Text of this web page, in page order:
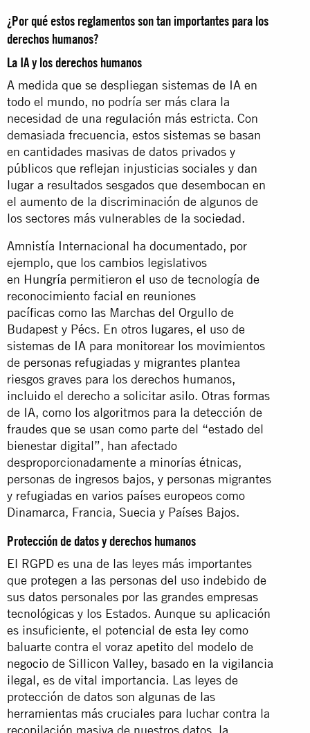
¿Por qué estos reglamentos son tan importantes para los
derechos humanos?
La IA y los derechos humanos
A medida que se despliegan sistemas de IA en
todo el mundo, no podría ser más clara la
necesidad de una regulación más estricta. Con
demasiada frecuencia, estos sistemas se basan
en cantidades masivas de datos privados y
públicos que reflejan injusticias sociales y dan
lugar a resultados sesgados que desembocan en
el aumento de la discriminación de algunos de
los sectores más vulnerables de la sociedad.
Amnistía Internacional ha documentado, por
ejemplo, que los cambios legislativos
en Hungría permitieron el uso de tecnología de
reconocimiento facial en reuniones
pacíficas como las Marchas del Orgullo de
Budapest y Pécs. En otros lugares, el uso de
sistemas de IA para monitorear los movimientos
de personas refugiadas y migrantes plantea
riesgos graves para los derechos humanos,
incluido el derecho a solicitar asilo. Otras formas
de IA, como los algoritmos para la detección de
fraudes que se usan como parte del “estado del
bienestar digital”, han afectado
desproporcionadamente a minorías étnicas,
personas de ingresos bajos, y personas migrantes
y refugiadas en varios países europeos como
Dinamarca, Francia, Suecia y Países Bajos.
Protección de datos y derechos humanos
El RGPD es una de las leyes más importantes
que protegen a las personas del uso indebido de
sus datos personales por las grandes empresas
tecnológicas y los Estados. Aunque su aplicación
es insuficiente, el potencial de esta ley como
baluarte contra el voraz apetito del modelo de
negocio de Sillicon Valley, basado en la vigilancia
ilegal, es de vital importancia. Las leyes de
protección de datos son algunas de las
herramientas más cruciales para luchar contra la
recopilación masiva de nuestros datos, la